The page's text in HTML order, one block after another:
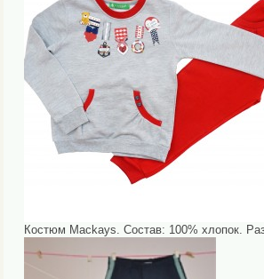
Костюм Mackays. Состав: 100% хлопок.